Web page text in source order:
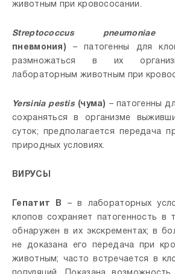
животным при кровососании.
Streptococcus pneumoniae
пневмония) – патогенны для
размножаться в их
лабораторным животным при
Yersinia pestis (чума) – патогенны
сохраняться в организме
суток; предполагается передача
природных условиях.
ВИРУСЫ
Гепатит В
– в лабораторных
клопов сохраняет патогенность в
обнаружен в их экскрементах; в
не доказана его передача при
животным; часто встречается в